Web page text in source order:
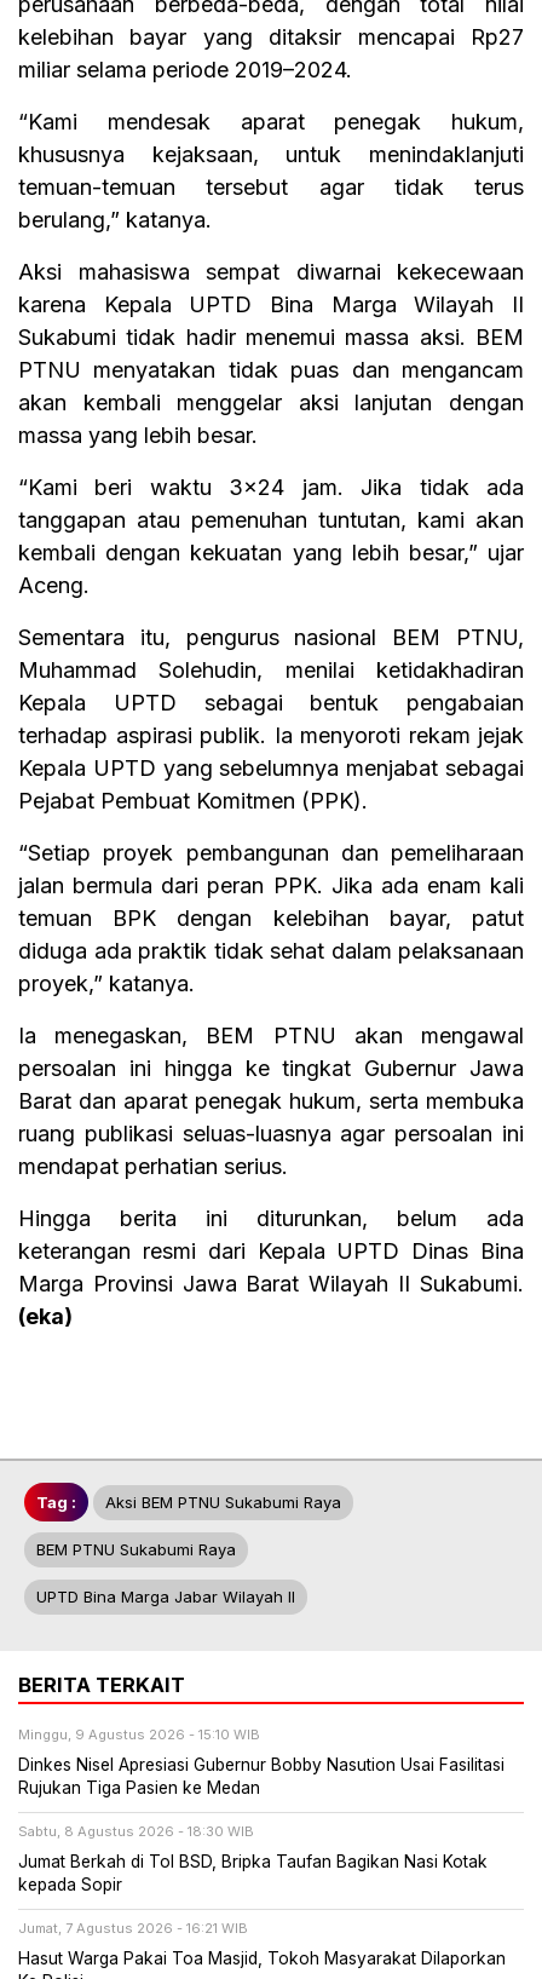
kelebihan bayar yang ditaksir mencapai Rp27
miliar selama periode 2019–2024.
“Kami mendesak aparat penegak hukum,
khususnya kejaksaan, untuk menindaklanjuti
temuan-temuan tersebut agar tidak terus
berulang,” katanya.
Aksi mahasiswa sempat diwarnai kekecewaan
karena Kepala UPTD Bina Marga Wilayah II
Sukabumi tidak hadir menemui massa aksi. BEM
PTNU menyatakan tidak puas dan mengancam
akan kembali menggelar aksi lanjutan dengan
massa yang lebih besar.
“Kami beri waktu 3×24 jam. Jika tidak ada
tanggapan atau pemenuhan tuntutan, kami akan
kembali dengan kekuatan yang lebih besar,” ujar
Aceng.
Sementara itu, pengurus nasional BEM PTNU,
Muhammad Solehudin, menilai ketidakhadiran
Kepala UPTD sebagai bentuk pengabaian
terhadap aspirasi publik. Ia menyoroti rekam jejak
Kepala UPTD yang sebelumnya menjabat sebagai
Pejabat Pembuat Komitmen (PPK).
“Setiap proyek pembangunan dan pemeliharaan
jalan bermula dari peran PPK. Jika ada enam kali
temuan BPK dengan kelebihan bayar, patut
diduga ada praktik tidak sehat dalam pelaksanaan
proyek,” katanya.
Ia menegaskan, BEM PTNU akan mengawal
persoalan ini hingga ke tingkat Gubernur Jawa
Barat dan aparat penegak hukum, serta membuka
ruang publikasi seluas-luasnya agar persoalan ini
mendapat perhatian serius.
Hingga berita ini diturunkan, belum ada
keterangan resmi dari Kepala UPTD Dinas Bina
Marga Provinsi Jawa Barat Wilayah II Sukabumi.
(eka)
Tag : Aksi BEM PTNU Sukabumi Raya
BEM PTNU Sukabumi Raya
UPTD Bina Marga Jabar Wilayah II
BERITA TERKAIT
Minggu, 9 Agustus 2026 - 15:10 WIB
Dinkes Nisel Apresiasi Gubernur Bobby Nasution Usai Fasilitasi
Rujukan Tiga Pasien ke Medan
Sabtu, 8 Agustus 2026 - 18:30 WIB
Jumat Berkah di Tol BSD, Bripka Taufan Bagikan Nasi Kotak
kepada Sopir
Jumat, 7 Agustus 2026 - 16:21 WIB
Hasut Warga Pakai Toa Masjid, Tokoh Masyarakat Dilaporkan